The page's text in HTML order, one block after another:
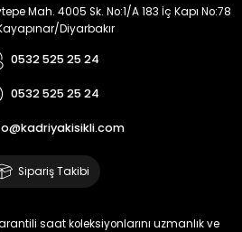
Mah. 4005 Sk. No:1/A 183 İç Kapı No:78
Diyarbakır
0532 525 25 24
0532 525 25 24
Sipariş Takibi
saat koleksiyonlarını uzmanlık ve